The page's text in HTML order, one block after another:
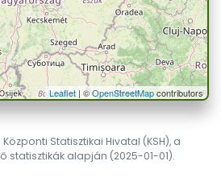
Leaflet| ©OpenStreetMapcontributors
Statisztikai Hivatal (KSH), a
statisztikák alapján (2025-01-01).